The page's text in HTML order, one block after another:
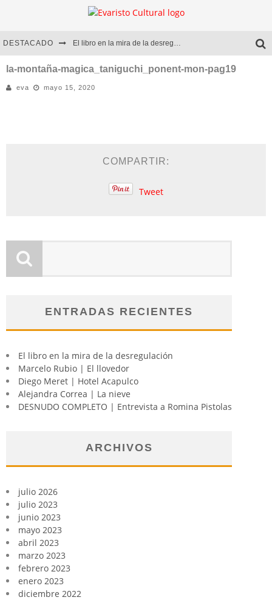
DESTACADO El libro en la mira de la desregulación
Marcelo Rubio | El llovedor
Diego Meret | Hotel Acapulco
la-montaña-magica_taniguchi_ponent-mon-pag19
eva mayo 15, 2020
COMPARTIR:
Tweet
ENTRADAS RECIENTES
El libro en la mira de la desregulación
Marcelo Rubio | El llovedor
Diego Meret | Hotel Acapulco
Alejandra Correa | La nieve
DESNUDO COMPLETO | Entrevista a Romina Pistolas
ARCHIVOS
julio 2026
julio 2023
junio 2023
mayo 2023
abril 2023
marzo 2023
febrero 2023
enero 2023
diciembre 2022